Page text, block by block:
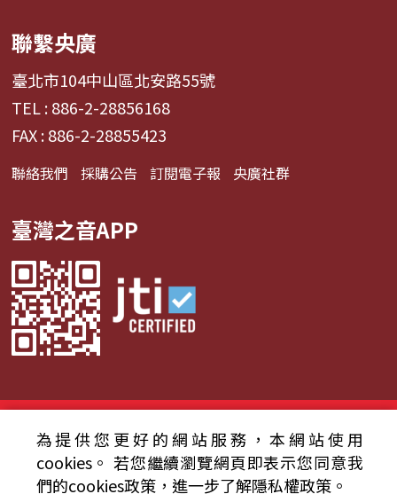
聯繫央廣
臺北市104中山區北安路55號
TEL : 886-2-28856168
FAX : 886-2-28855423
聯絡我們 採購公告 訂閱電子報 央廣社群
臺灣之音APP
© 2024財團法人中央廣播電臺 版權所有
資通安全政策聲明
服務條款 隱私權條款
為提供您更好的網站服務，本網站使用
cookies。 若您繼續瀏覽網頁即表示您同意我
們的cookies政策，進一步了解隱私權政策。